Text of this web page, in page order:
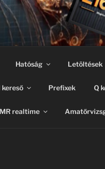
Hatóság Letöltések
kereső Prefixek Q
realtime